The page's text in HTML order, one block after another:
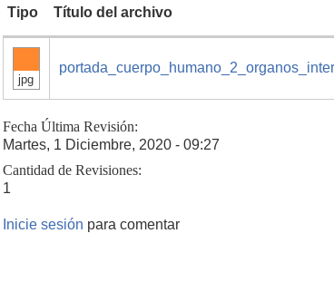
Tipo Título del archivo
jpg
Fecha Última Revisión:
Martes, 1 Diciembre, 2020 - 09:27
Cantidad de Revisiones:
1
Inicie sesión para comentar